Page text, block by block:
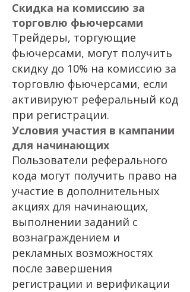
Скидка на комиссию за
торговлю фьючерсами
Трейдеры, торгующие
фьючерсами, могут получить
скидку до 10% на комиссию за
торговлю фьючерсами, если
активируют реферальный код
при регистрации.
Условия участия в кампании
для начинающих
Пользователи реферального
кода могут получить право на
участие в дополнительных
акциях для начинающих,
выполнении заданий с
вознаграждением и
рекламных возможностях
после завершения
регистрации и верификации